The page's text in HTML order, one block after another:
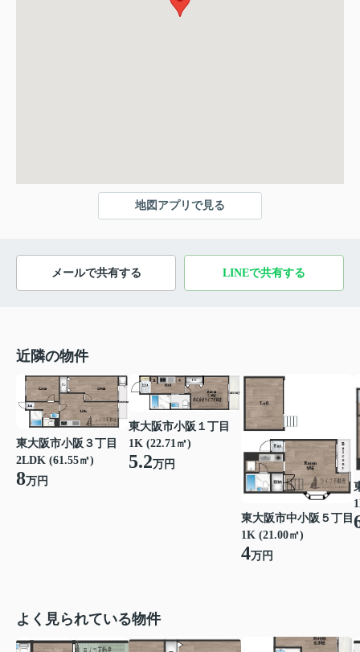
地図アプリで見る
メールで共有する LINEで共有する
近隣の物件
東大阪市小阪３丁目
2LDK (61.55㎡)
8万円
東大阪市小阪１丁目
1K (22.71㎡)
5.2万円
東大阪市中小阪５丁目
1K (21.00㎡)
4万円
よく見られている物件